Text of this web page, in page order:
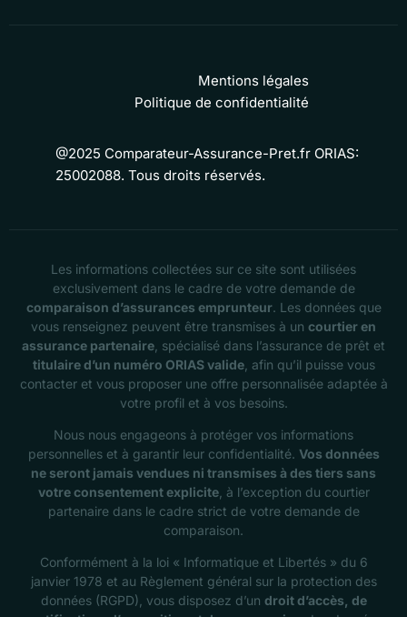
@2025 Comparateur-Assurance-Pret.fr ORIAS:
25002088. Tous droits réservés.
Mentions légales
Politique de confidentialité
Les informations collectées sur ce site sont utilisées
exclusivement dans le cadre de votre demande de
comparaison d’assurances emprunteur. Les données que
vous renseignez peuvent être transmises à un courtier en
assurance partenaire , spécialisé dans l’assurance de prêt et
titulaire d’un numéro ORIAS valide, afin qu’il puisse vous
contacter et vous proposer une offre personnalisée adaptée à
votre profil et à vos besoins.
Nous nous engageons à protéger vos informations
personnelles et à garantir leur confidentialité. Vos données
ne seront jamais vendues ni transmises à des tiers sans
votre consentement explicite, à l’exception du courtier
partenaire dans le cadre strict de votre demande de
comparaison.
Conformément à la loi « Informatique et Libertés » du 6
janvier 1978 et au Règlement général sur la protection des
données (RGPD), vous disposez d’un droit d’accès, de